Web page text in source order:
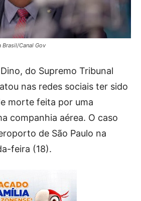
Canal Gov
do Supremo Tribunal
nas redes sociais ter sido
morte feita por uma
companhia aérea. O caso
de São Paulo na
feira (18).